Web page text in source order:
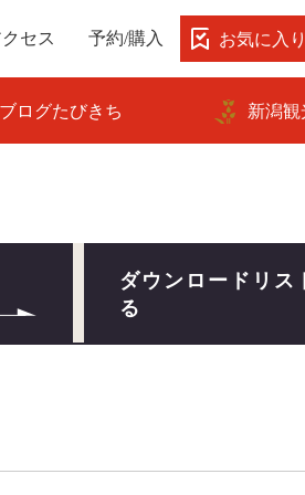
セス 予約/購入 お気に入り
ブログたびきち 新潟観
ダウンロードリス
る